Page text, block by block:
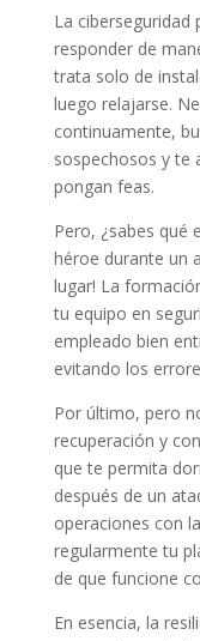
La ciberseguridad
responder de
trata solo de
luego relajarse.
continuamente,
sospechosos y te
pongan feas.
Pero, ¿sabes qué
héroe durante un
lugar! La
tu equipo en
empleado bien
evitando los
Por último, pero
recuperación y
que te permita
después de un
operaciones con
regularmente tu
de que funcione
En esencia, la